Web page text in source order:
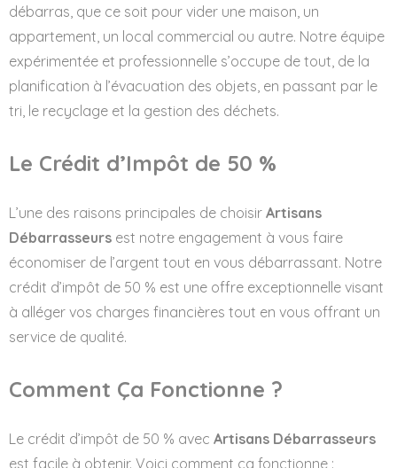
débarras, que ce soit pour vider une maison, un
appartement, un local commercial ou autre. Notre équipe
expérimentée et professionnelle s’occupe de tout, de la
planification à l’évacuation des objets, en passant par le
tri, le recyclage et la gestion des déchets.
Le Crédit d’Impôt de 50 %
L’une des raisons principales de choisir Artisans
Débarrasseurs est notre engagement à vous faire
économiser de l’argent tout en vous débarrassant. Notre
crédit d’impôt de 50 % est une offre exceptionnelle visant
à alléger vos charges financières tout en vous offrant un
service de qualité.
Comment Ça Fonctionne ?
Le crédit d’impôt de 50 % avec Artisans Débarrasseurs
est facile à obtenir. Voici comment ça fonctionne :